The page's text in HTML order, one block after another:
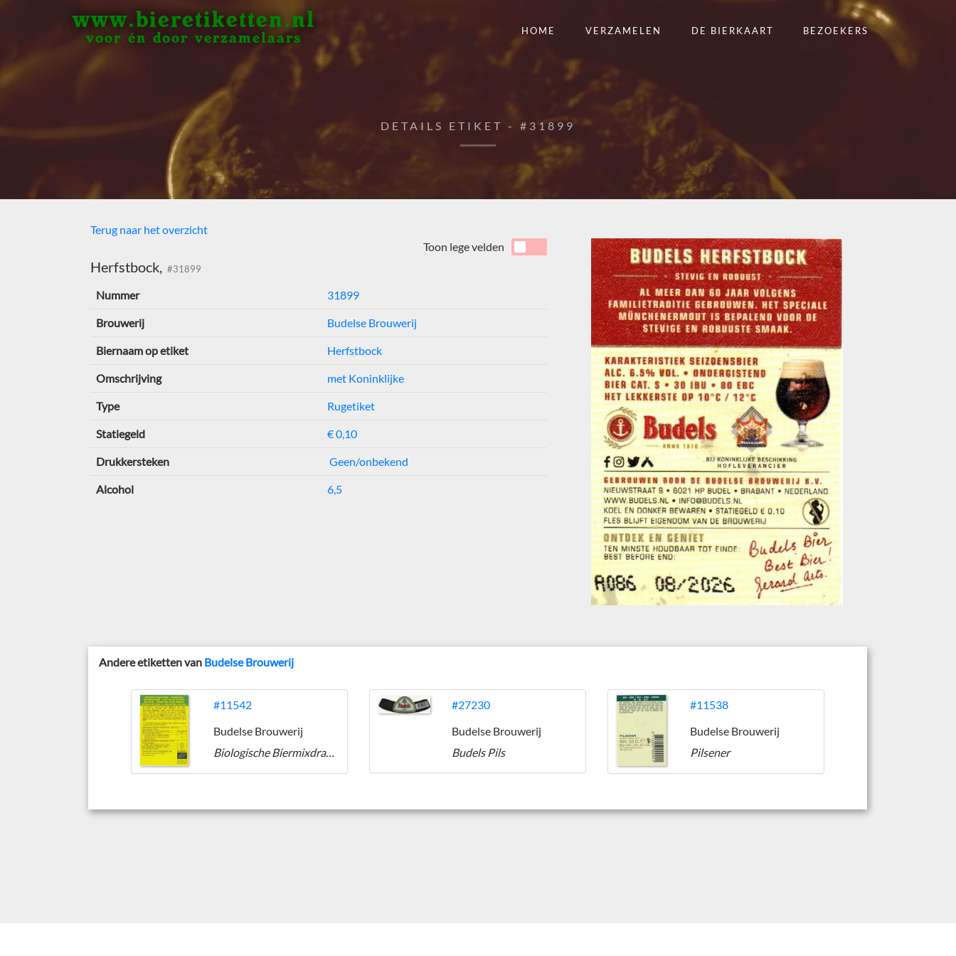
www.bieretiketten.nl
voor én door verzamelaars
HOME VERZAMELEN DE BIERKAART BEZOEKERS
DETAILS ETIKET - #31899
Terug naar het overzicht
Herfstbock, #31899
Toon lege velden
Nummer 31899
Brouwerij Budelse Brouwerij
Biernaam op etiket Herfstbock
Omschrijving met Koninklijke
Type Rugetiket
Statiegeld € 0,10
Drukkersteken Geen/onbekend
Alcohol 6,5
Andere etiketten van Budelse Brouwerij
#11542
Budelse Brouwerij
Biologische Biermixdrank (radler)
#27230
Budelse Brouwerij
Budels Pils
#11538
Budelse Brouwerij
Pilsener